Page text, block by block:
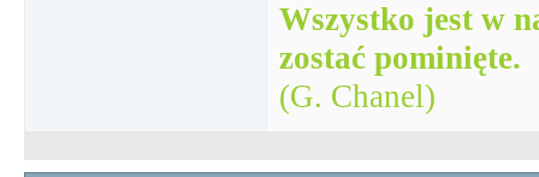
Wszystko jest w
zostać pominięte.
(G. Chanel)